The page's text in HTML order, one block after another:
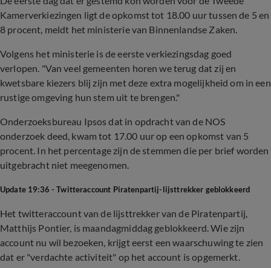
Kamerverkiezingen ligt de opkomst tot 18.00 uur tussen de 5 en
8 procent, meldt het ministerie van Binnenlandse Zaken.
Volgens het ministerie is de eerste verkiezingsdag goed
verlopen. "Van veel gemeenten horen we terug dat zij en
kwetsbare kiezers blij zijn met deze extra mogelijkheid om in een
rustige omgeving hun stem uit te brengen."
Onderzoeksbureau Ipsos dat in opdracht van de NOS
onderzoek deed, kwam tot 17.00 uur op een opkomst van 5
procent. In het percentage zijn de stemmen die per brief worden
uitgebracht niet meegenomen.
Update 19:36 - Twitteraccount Piratenpartij-lijsttrekker geblokkeerd
Het twitteraccount van de lijsttrekker van de Piratenpartij,
Matthijs Pontier, is maandagmiddag geblokkeerd. Wie zijn
account nu wil bezoeken, krijgt eerst een waarschuwing te zien
dat er "verdachte activiteit" op het account is opgemerkt.